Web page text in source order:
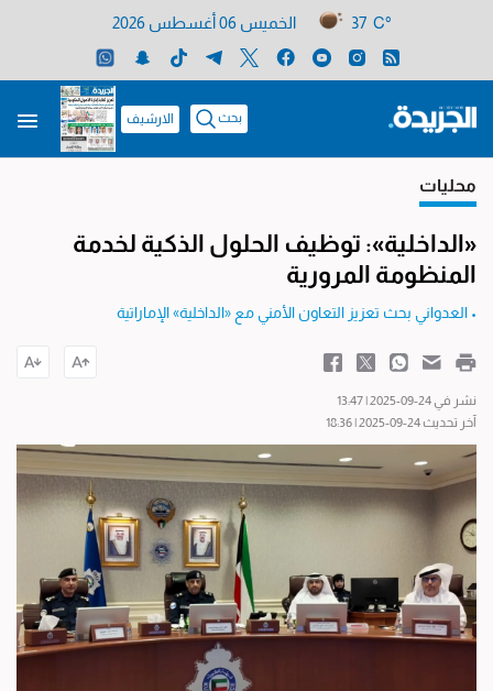
37 C° الخميس 06 أغسطس 2026
بحث الارشيف
محليات
«الداخلية»: توظيف الحلول الذكية لخدمة
المنظومة المرورية
• العدواني بحث تعزيز التعاون الأمني مع «الداخلية» الإماراتية
نشر في 24-09-2025 | 13:47
آخر تحديث 24-09-2025 | 18:36